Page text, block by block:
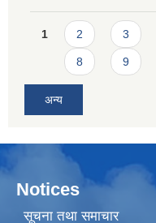
Pages
1 2 3
8 9
अन्य
Notices
सूचना तथा समाचार